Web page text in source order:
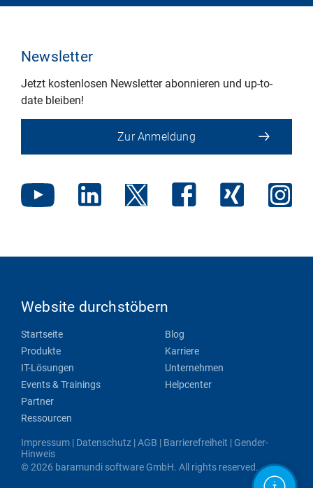
Newsletter
Jetzt kostenlosen Newsletter abonnieren und up-to-
date bleiben!
Zur Anmeldung
Website durchstöbern
Startseite
Produkte
IT-Lösungen
Events & Trainings
Partner
Ressourcen
Blog
Karriere
Unternehmen
Helpcenter
Impressum | Datenschutz |AGB | Barrierefreiheit | Gender-
Hinweis
© 2026 baramundi software GmbH. All rights reserved.